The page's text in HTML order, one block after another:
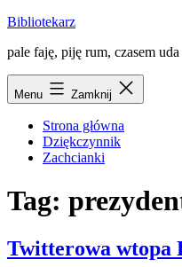
Przejdź
treści
Bibliotekarz
pale faję, piję rum, czasem
Menu Zamknij
Strona główna
Dziękczynnik
Zachcianki
Tag:
Twitterowa wtopa